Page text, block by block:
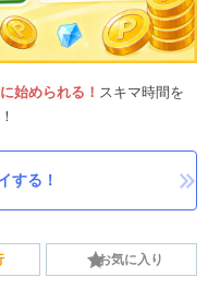
始められる！ スキマ時間を
する！
お気に入り